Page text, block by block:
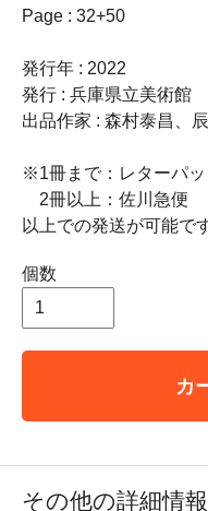
Page : 32+50
発行年 : 2022
発行 : 兵庫県立美術館
出品作家 : 森村泰昌、
※1冊まで：レターパ
2冊以上：佐川急便
以上での発送が可能で
個数
カ
その他の詳細情報